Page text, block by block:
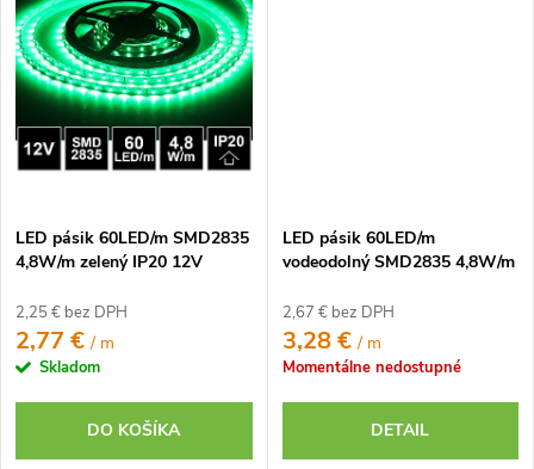
LED pásik 60LED/m SMD2835
4,8W/m zelený IP20 12V
2,25 € bez DPH
2,77 €/ m
Skladom
DO KOŠÍKA
LED pásik 60LED/m
vodeodolný SMD2835 4,8W/m
2,67 € bez DPH
3,28 €/ m
Momentálne nedostupné
DETAIL